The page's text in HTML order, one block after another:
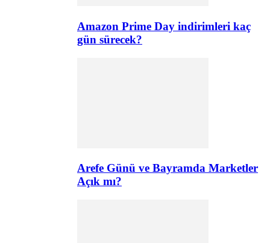
Amazon Prime Day indirimleri kaç
gün sürecek?
Arefe Günü ve Bayramda Marketler
Açık mı?